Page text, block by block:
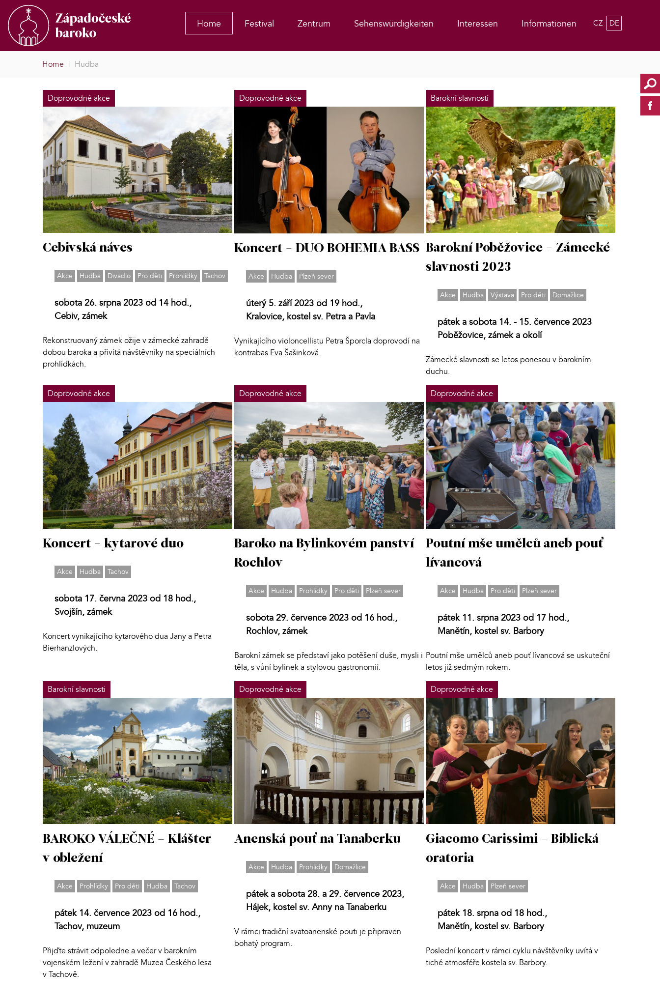
Home Festival Zentrum Sehenswürdigkeiten Interessen Informationen CZ DE
Home | Hudba
Doprovodné akce
Cebivská náves
Akce Hudba Divadlo Pro děti Prohlídky Tachov
sobota 26. srpna 2023 od 14 hod.,
Cebiv, zámek
Rekonstruovaný zámek ožije v zámecké zahradě
dobou baroka a přivítá návštěvníky na speciálních
prohlídkách.
Doprovodné akce
Koncert - DUO BOHEMIA BASS
Akce Hudba Plzeň sever
úterý 5. září 2023 od 19 hod.,
Kralovice, kostel sv. Petra a Pavla
Vynikajícího violoncellistu Petra Šporcla doprovodí na
kontrabas Eva Šašinková.
Barokní slavnosti
Barokní Poběžovice - Zámecké
slavnosti 2023
Akce Hudba Výstava Pro děti Domažlice
pátek a sobota 14. - 15. července 2023
Poběžovice, zámek a okolí
Zámecké slavnosti se letos ponesou v barokním
duchu.
Doprovodné akce
Koncert - kytarové duo
Akce Hudba Tachov
sobota 17. června 2023 od 18 hod.,
Svojšín, zámek
Koncert vynikajícího kytarového dua Jany a Petra
Bierhanzlových.
Doprovodné akce
Baroko na Bylinkovém panství
Rochlov
Akce Hudba Prohlídky Pro děti Plzeň sever
sobota 29. července 2023 od 16 hod.,
Rochlov, zámek
Barokní zámek se představí jako potěšení duše, mysli i
těla, s vůní bylinek a stylovou gastronomií.
Doprovodné akce
Poutní mše umělců aneb pouť
lívancová
Akce Hudba Pro děti Plzeň sever
pátek 11. srpna 2023 od 17 hod.,
Manětín, kostel sv. Barbory
Poutní mše umělců aneb pouť lívancová se uskuteční
letos již sedmým rokem.
Barokní slavnosti
BAROKO VÁLEČNÉ – Klášter
v obležení
Akce Prohlídky Pro děti Hudba Tachov
pátek 14. července 2023 od 16 hod.,
Tachov, muzeum
Přijďte strávit odpoledne a večer v barokním
vojenském ležení v zahradě Muzea Českého lesa
v Tachově.
Doprovodné akce
Anenská pouť na Tanaberku
Akce Hudba Prohlídky Domažlice
pátek a sobota 28. a 29. července 2023,
Hájek, kostel sv. Anny na Tanaberku
V rámci tradiční svatoanenské pouti je připraven
bohatý program.
Doprovodné akce
Giacomo Carissimi - Biblická
oratoria
Akce Hudba Plzeň sever
pátek 18. srpna od 18 hod.,
Manětín, kostel sv. Barbory
Poslední koncert v rámci cyklu návštěvníky uvítá v
tiché atmosféře kostela sv. Barbory.